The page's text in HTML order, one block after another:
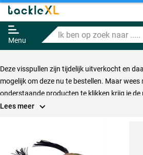
Menu
Ik
ben
op
naar
.....
Deze visspullen zijn tijdelijk uitverkocht en
mogelijk om deze nu te bestellen. Maar
onderstaande producten te klikken krijg je de
mailadres achter te laten, zodat je op de
product, krijg jij direct een e-mailbericht en
Lees meer